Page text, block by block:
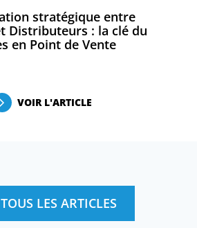
stratégique entre
Distributeurs : la clé du
en Point de Vente
VOIR L'ARTICLE
LES ARTICLES